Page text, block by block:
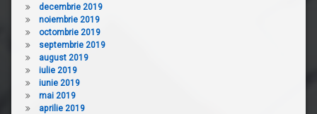
decembrie 2019
noiembrie 2019
octombrie 2019
septembrie 2019
august 2019
iulie 2019
iunie 2019
mai 2019
aprilie 2019